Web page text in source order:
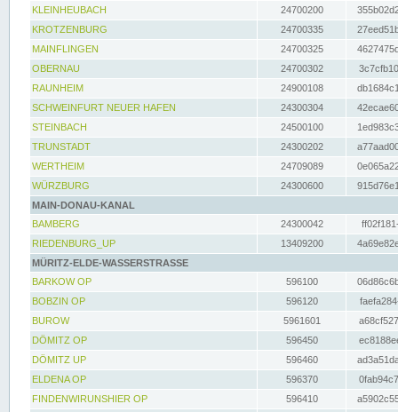
KLEINHEUBACH 24700200
KROTZENBURG
24700335
MAINFLINGEN
24700325
OBERNAU
24700302
RAUNHEIM
24900108
SCHWEINFURT NEUER HAFEN
24300304
STEINBACH
24500100
TRUNSTADT
24300202
WERTHEIM
24709089
WÜRZBURG
24300600
MAIN-DONAU-KANAL
BAMBERG
24300042
RIEDENBURG_UP
13409200
MÜRITZ-ELDE-WASSERSTRASSE
BARKOW OP
596100
BOBZIN OP
596120
BUROW
5961601
DÖMITZ OP
596450
DÖMITZ UP
596460
ELDENA OP
596370
FINDENWIRUNSHIER OP
596410